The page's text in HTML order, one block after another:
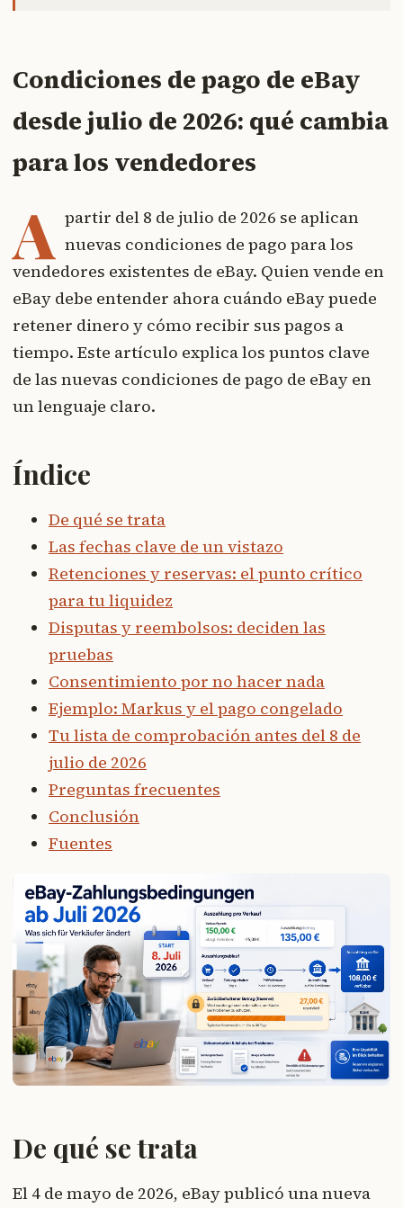
Condiciones de pago de eBay
desde julio de 2026: qué cambia
para los vendedores
A partir del 8 de julio de 2026 se aplican
nuevas condiciones de pago para los
vendedores existentes de eBay. Quien vende en
eBay debe entender ahora cuándo eBay puede
retener dinero y cómo recibir sus pagos a
tiempo. Este artículo explica los puntos clave
de las nuevas condiciones de pago de eBay en
un lenguaje claro.
Índice
De qué se trata
Las fechas clave de un vistazo
Retenciones y reservas: el punto crítico
para tu liquidez
Disputas y reembolsos: deciden las
pruebas
Consentimiento por no hacer nada
Ejemplo: Markus y el pago congelado
Tu lista de comprobación antes del 8 de
julio de 2026
Preguntas frecuentes
Conclusión
Fuentes
De qué se trata
El 4 de mayo de 2026, eBay publicó una nueva